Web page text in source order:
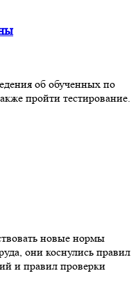
об обученных по
пройти тестирование.
новые нормы
они коснулись правил
и правил проверки